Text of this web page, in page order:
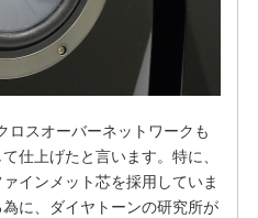
ロスオーバーネットワークも
仕上げたと言います。特に、
インメット芯を採用していま
に、ダイヤトーンの研究所が